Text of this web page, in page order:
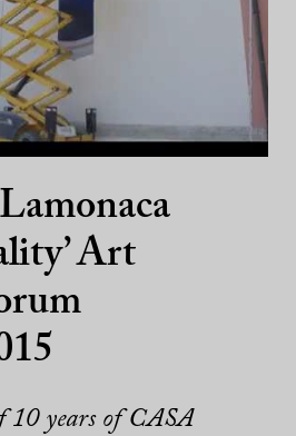
Art
10 years of CASA